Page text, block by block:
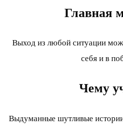
Главная
Выход из любой ситуации
себя и в
Чему
Выдуманные шутливые